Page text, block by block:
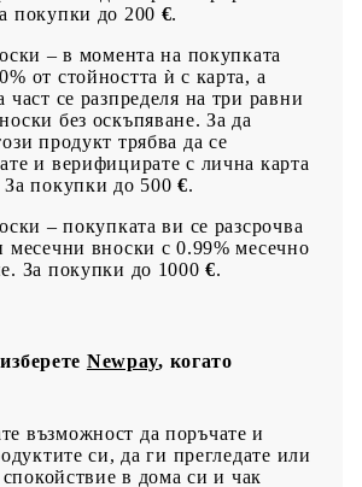
покупки до 200 €.
– в момента на покупката
от стойността ѝ с карта, а
част се разпределя на три равни
без оскъпяване. За да
продукт трябва да се
и верифицирате с лична карта
За покупки до 500€.
– покупката ви се разсрочва
месечни вноски с 0.99% месечно
За покупки до 1000€.
Newpay, когато
възможност да поръчате и
си, да ги прегледате или
в дома си и чак